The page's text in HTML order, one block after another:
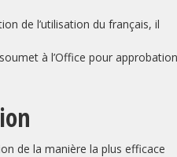
de l’utilisation du français, il
à l’Office pour
de la manière la plus efficace